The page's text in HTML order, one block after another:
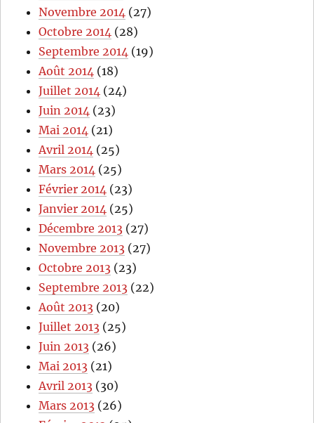
Novembre 2014 (27)
Octobre 2014 (28)
Septembre 2014 (19)
Août 2014 (18)
Juillet 2014 (24)
Juin 2014 (23)
Mai 2014 (21)
Avril 2014 (25)
Mars 2014 (25)
Février 2014 (23)
Janvier 2014 (25)
Décembre 2013 (27)
Novembre 2013 (27)
Octobre 2013 (23)
Septembre 2013 (22)
Août 2013 (20)
Juillet 2013 (25)
Juin 2013 (26)
Mai 2013 (21)
Avril 2013 (30)
Mars 2013 (26)